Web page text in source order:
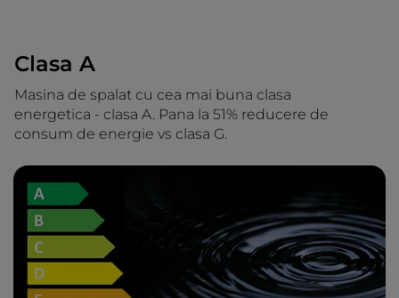
Clasa A
Masina de spalat cu cea mai buna clasa
energetica - clasa A. Pana la 51% reducere de
consum de energie vs clasa G.